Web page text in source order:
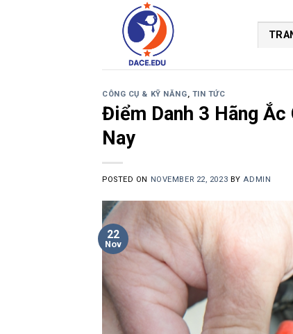
CÔNG CỤ & KỸ NĂNG, TIN TỨC
Điểm Danh 3 Hãng
Nay
POSTED ON NOVEMBER 22, 2023 BY ADMIN
22
Nov